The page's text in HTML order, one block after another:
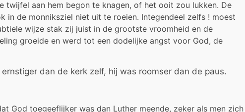
twijfel aan hem begon te knagen, of het ooit zou lukken. De
in de monniksziel niet uit te roeien. Integendeel zelfs ! moest
wijze stak zij juist in de grootste vroomheid en de
groeide en werd tot een dodelijke angst voor God, de
dan de kerk zelf, hij was roomser dan de paus.
God toegeeflijker was dan Luther meende, zeker als men zich